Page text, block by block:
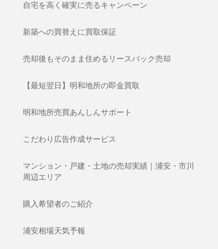
自宅を高く確実に売るキャンペーン
新築への買替えに買取保証
売却後もそのまま住めるリースバック売却
【最短翌日】明和地所の即金買取
明和地所売買あんしんサポート
こだわり広告作成サービス
マンション・戸建・土地の売却実績｜浦安・市川
周辺エリア
購入希望者のご紹介
浦安相場天気予報